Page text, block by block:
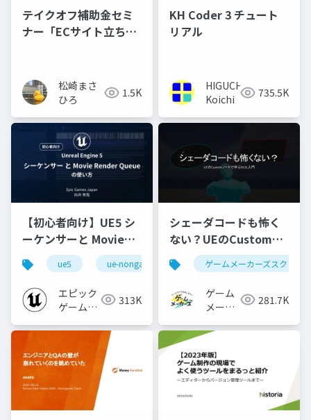
テイクオフ補助金セミ
ナー「ECサイト立ち上
松崎まさ
ひろ
1.5K
KH Coder 3 チュート
リアル
HIGUCHI
Koichi
735.5K
【初心者向け】UE5 シ
ーケンサーと Movie
Render Queue の使い
方【Cinematic Dive
2023】
ue5 ue-nongame
エピック
ゲームズ
313K
シェーダコードも怖く
ない？UEのCustomノ
ードで学ぶHLSL入門
ゲームメーカーズスクラン
ゲーム
メーカ
281.7K